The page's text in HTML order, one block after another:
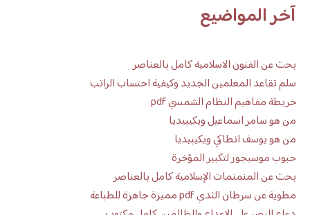
آخر المواضيع
بحث عن الفنون الاسلامية كامل بالعناصر
سلم تقاعد المعلمين الجديد وكيفية احتساب الراتب
خريطة مفاهيم النظام الشمسي pdf
من هو سامر اسماعيل ويكيبيديا
من هو يوسف انطاكي ويكيبيديا
حبوب موسيجور لتكبير المؤخرة
بحث عن المنمنمات الإسلامية كامل بالعناصر
مطوية عن سرطان الثدي pdf مميزة جاهزة للطباعة